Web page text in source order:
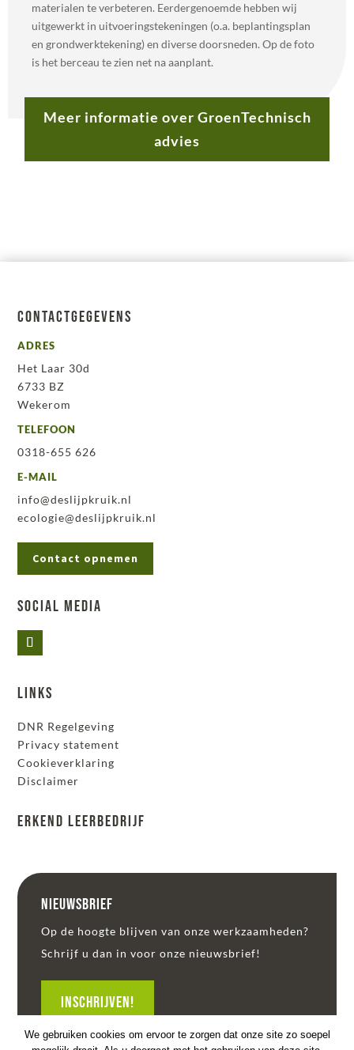
materialen te verbeteren. Eerdergenoemde hebben wij
uitgewerkt in uitvoeringstekeningen (o.a. beplantingsplan
en grondwerktekening) en diverse doorsneden. Op de foto
is het berceau te zien net na aanplant.
Meer informatie over GroenTechnisch
advies
Contactgegevens
ADRES
Het Laar 30d
6733 BZ
Wekerom
TELEFOON
0318-655 626
E-MAIL
info@deslijpkruik.nl
ecologie@deslijpkruik.nl
Contact opnemen
Social Media
Links
DNR Regelgeving
Privacy statement
Cookieverklaring
Disclaimer
Erkend leerbedrijf
Nieuwsbrief
Op de hoogte blijven van onze werkzaamheden?
Schrijf u dan in voor onze nieuwsbrief!
INSCHRIJVEN!
We gebruiken cookies om ervoor te zorgen dat onze site zo soepel